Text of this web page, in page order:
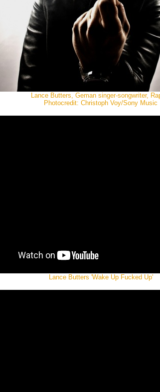
Lance Butters, Geman singer-songwriter,
Photocredit: Christoph Voy/Sony Music
Lance Butters 'Wake Up Fucked Up'